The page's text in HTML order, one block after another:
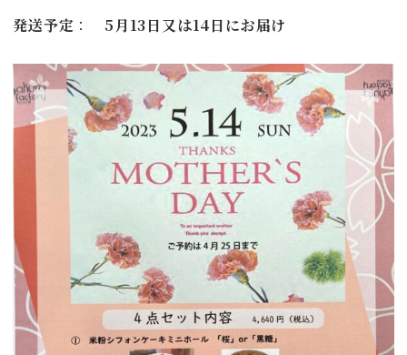
発送予定 ： 5月13日又は14日にお届け